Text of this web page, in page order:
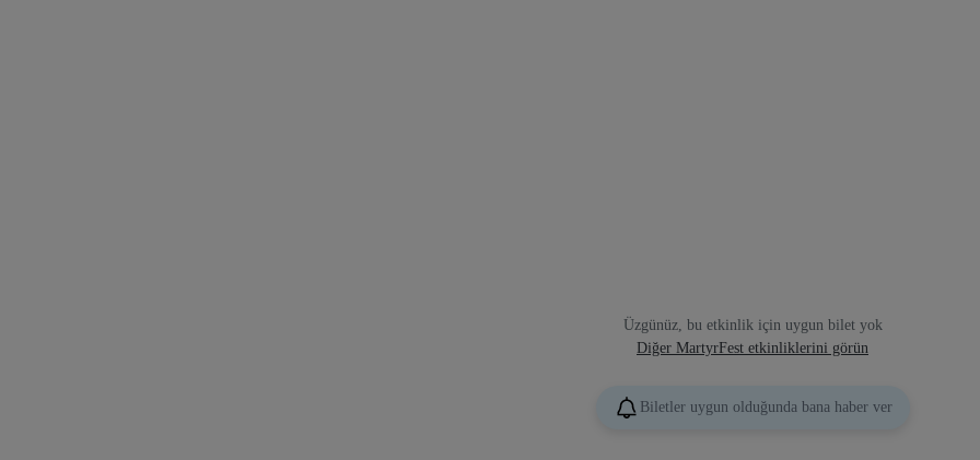
Üzgünüz, bu etkinlik için uygun bilet yok
Diğer MartyrFest etkinliklerini görün
Biletler uygun olduğunda bana haber ver